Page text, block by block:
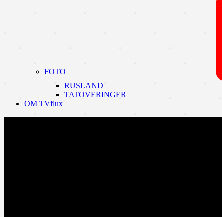
FOTO
RUSLAND
TATOVERINGER
OM TVflux